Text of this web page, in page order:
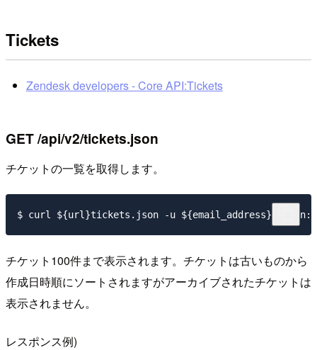
Tickets
Zendesk developers - Core API:Tickets
GET /api/v2/tickets.json
チケットの一覧を取得します。
チケット100件まで表示されます。チケットは古いものから
作成日時順にソートされますがアーカイブされたチケットは
表示されません。
レスポンス例)